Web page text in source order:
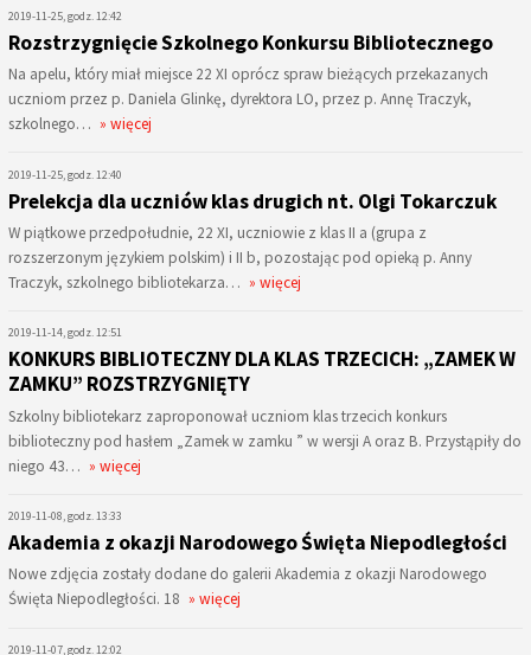
2019-11-25, godz. 12:42
Rozstrzygnięcie Szkolnego Konkursu Bibliotecznego
Na apelu, który miał miejsce 22 XI oprócz spraw bieżących przekazanych
uczniom przez p. Daniela Glinkę, dyrektora LO, przez p. Annę Traczyk,
szkolnego… » więcej
2019-11-25, godz. 12:40
Prelekcja dla uczniów klas drugich nt. Olgi Tokarczuk
W piątkowe przedpołudnie, 22 XI, uczniowie z klas II a (grupa z
rozszerzonym językiem polskim) i II b, pozostając pod opieką p. Anny
Traczyk, szkolnego bibliotekarza… » więcej
2019-11-14, godz. 12:51
KONKURS BIBLIOTECZNY DLA KLAS TRZECICH: „ZAMEK W
ZAMKU” ROZSTRZYGNIĘTY
Szkolny bibliotekarz zaproponował uczniom klas trzecich konkurs
biblioteczny pod hasłem „Zamek w zamku ” w wersji A oraz B. Przystąpiły do
niego 43… » więcej
2019-11-08, godz. 13:33
Akademia z okazji Narodowego Święta Niepodległości
Nowe zdjęcia zostały dodane do galerii Akademia z okazji Narodowego
Święta Niepodległości. 18 » więcej
2019-11-07, godz. 12:02